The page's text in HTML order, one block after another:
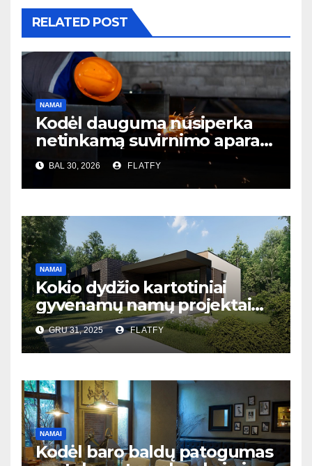
RELATED POST
NAMAI
Kodėl dauguma nusiperka
netinkamą suvirnimo aparatą
– ir to net nesupranta?
BAL 30, 2026 FLATFY
NAMAI
Kokio dydžio kartotiniai
gyvenamų namų projektai
populiariausi Lietuvoje?
GRU 31, 2025 FLATFY
NAMAI
Kodėl baro baldų patogumas